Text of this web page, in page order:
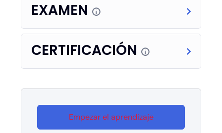
EXAMEN
CERTIFICACIÓN
Empezar el aprendizaje